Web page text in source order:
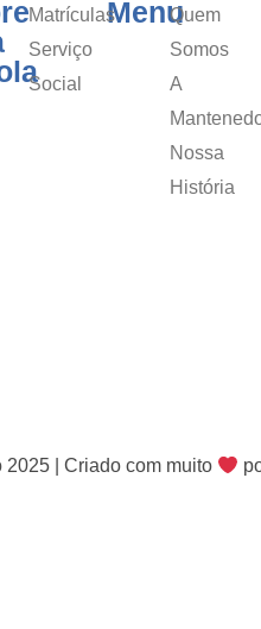
Matrículas
Serviço
Social
MenuQuem
Somos
A
Nossa
História
| Criado com muito